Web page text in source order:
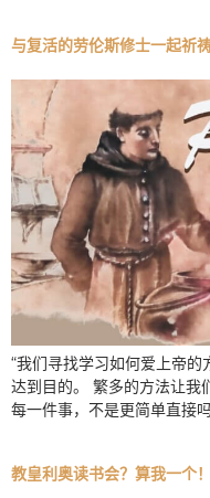
与复活的劳伦斯修士一起祈
“我们寻找学习如何爱上帝
达到目的。 繁多的方法让我
每一件事，不是更简单直接
教皇利奥读书会？算我一个！